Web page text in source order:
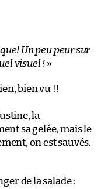
Un peu peur sur
visuel ! »
bien vu !!
la
sa gelée, mais le
on est sauvés.
de la salade :